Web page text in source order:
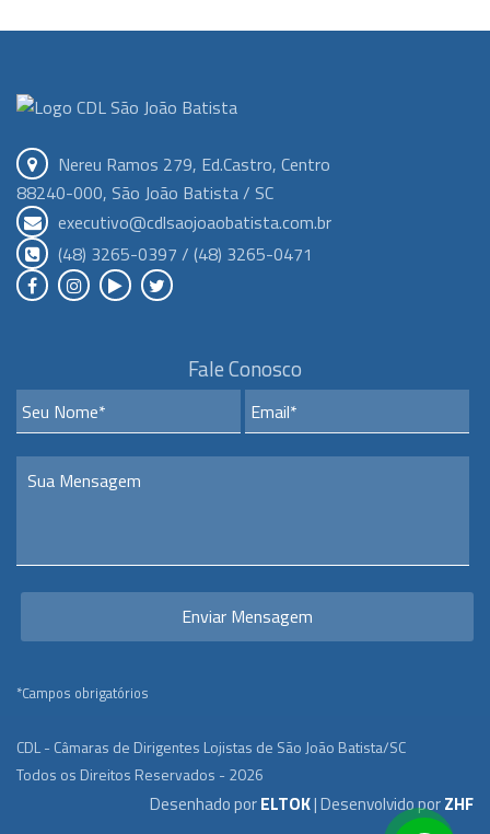
Nereu Ramos 279, Ed.Castro, Centro
88240-000, São João Batista / SC
executivo@cdlsaojoaobatista.com.br
(48) 3265-0397 / (48) 3265-0471
Fale Conosco
*Campos obrigatórios
CDL - Câmaras de Dirigentes Lojistas de São João Batista/SC
Todos os Direitos Reservados - 2026
Desenhado porELTOK| Desenvolvido porZHF